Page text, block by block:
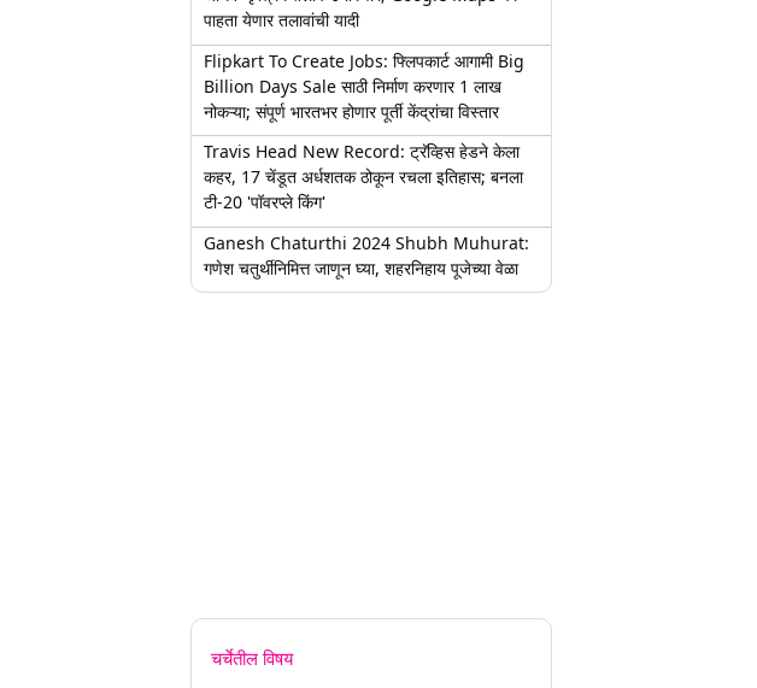
पाहता येणार तलावांची यादी
Flipkart To Create Jobs: फ्लिपकार्ट आगामी Big
Billion Days Sale साठी निर्माण करणार 1 लाख
नोकऱ्या; संपूर्ण भारतभर होणार पूर्ती केंद्रांचा विस्तार
Travis Head New Record: ट्रॅव्हिस हेडने केला
कहर, 17 चेंडूत अर्धशतक ठोकून रचला इतिहास; बनला
टी-20 'पॉवरप्ले किंग'
Ganesh Chaturthi 2024 Shubh Muhurat:
गणेश चतुर्थीनिमित्त जाणून घ्या, शहरनिहाय पूजेच्या वेळा
चर्चेतील विषय